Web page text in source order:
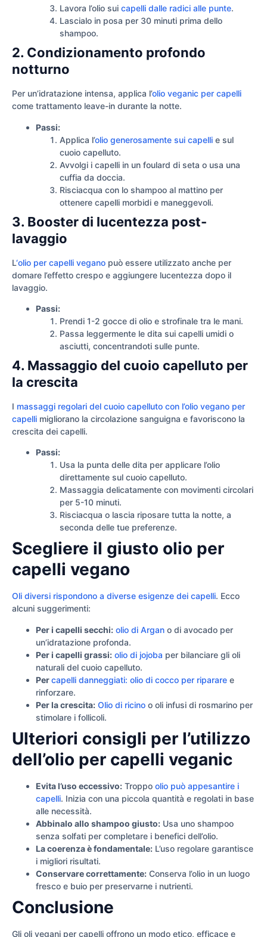
Lavora l’olio sui capelli dalle radici alle punte.
Lascialo in posa per 30 minuti prima dello
shampoo.
2. Condizionamento profondo
notturno
Per un’idratazione intensa, applica l’olio veganic per capelli
come trattamento leave-in durante la notte.
Passi:
Applica l’olio generosamente sui capelli e sul
cuoio capelluto.
Avvolgi i capelli in un foulard di seta o usa una
cuffia da doccia.
Risciacqua con lo shampoo al mattino per
ottenere capelli morbidi e maneggevoli.
3. Booster di lucentezza post-
lavaggio
L‘olio per capelli vegano può essere utilizzato anche per
domare l’effetto crespo e aggiungere lucentezza dopo il
lavaggio.
Passi:
Prendi 1-2 gocce di olio e strofinale tra le mani.
Passa leggermente le dita sui capelli umidi o
asciutti, concentrandoti sulle punte.
4. Massaggio del cuoio capelluto per
la crescita
I massaggi regolari del cuoio capelluto con l’olio vegano per
capelli migliorano la circolazione sanguigna e favoriscono la
crescita dei capelli.
Passi:
Usa la punta delle dita per applicare l’olio
direttamente sul cuoio capelluto.
Massaggia delicatamente con movimenti circolari
per 5-10 minuti.
Risciacqua o lascia riposare tutta la notte, a
seconda delle tue preferenze.
Scegliere il giusto olio per
capelli vegano
Oli diversi rispondono a diverse esigenze dei capelli. Ecco
alcuni suggerimenti:
Per i capelli secchi: olio di Argan o di avocado per
un’idratazione profonda.
Per i capelli grassi: olio di jojoba per bilanciare gli oli
naturali del cuoio capelluto.
Percapelli danneggiati: olio di cocco per riparare e
rinforzare.
Per la crescita: Olio di ricino o oli infusi di rosmarino per
stimolare i follicoli.
Ulteriori consigli per l’utilizzo
dell’olio per capelli veganic
Evita l’uso eccessivo: Troppo olio può appesantire i
capelli. Inizia con una piccola quantità e regolati in base
alle necessità.
Abbinalo allo shampoo giusto: Usa uno shampoo
senza solfati per completare i benefici dell’olio.
La coerenza è fondamentale: L’uso regolare garantisce
i migliori risultati.
Conservare correttamente: Conserva l’olio in un luogo
fresco e buio per preservarne i nutrienti.
Conclusione
Gli oli vegani per capelli offrono un modo etico, efficace e